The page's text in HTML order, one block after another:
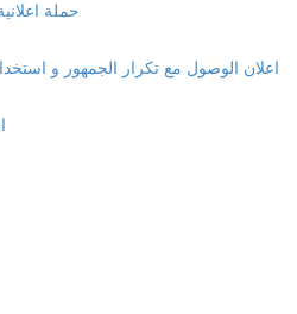
حملة
اعلان الوصول مع تكرار الجمهور و استخدام